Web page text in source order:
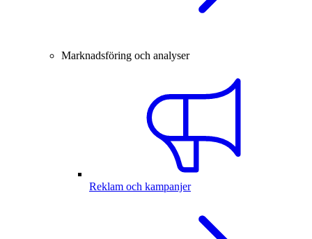
Marknadsföring och analyser
Reklam och kampanjer